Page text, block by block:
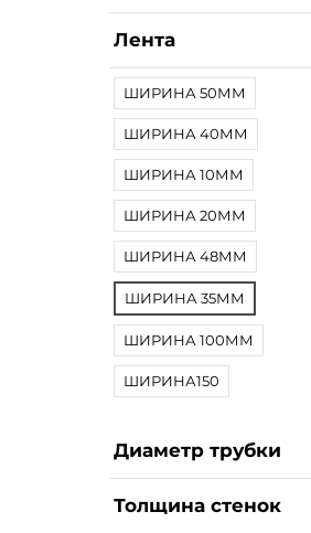
Лента
ШИРИНА 50ММ
ШИРИНА 40ММ
ШИРИНА 10ММ
ШИРИНА 20ММ
ШИРИНА 48ММ
ШИРИНА 35ММ
ШИРИНА 100ММ
ШИРИНА150
Диаметр трубки
Толщина стенок